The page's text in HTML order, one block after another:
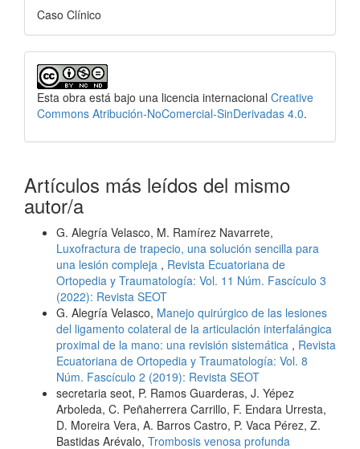
Caso Clínico
Esta obra está bajo una licencia internacional Creative
Commons Atribución-NoComercial-SinDerivadas 4.0.
Artículos más leídos del mismo
autor/a
G. Alegría Velasco, M. Ramírez Navarrete,
Luxofractura de trapecio, una solución sencilla para
una lesión compleja , Revista Ecuatoriana de
Ortopedia y Traumatología: Vol. 11 Núm. Fascículo 3
(2022): Revista SEOT
G. Alegría Velasco, Manejo quirúrgico de las lesiones
del ligamento colateral de la articulación interfalángica
proximal de la mano: una revisión sistemática , Revista
Ecuatoriana de Ortopedia y Traumatología: Vol. 8
Núm. Fascículo 2 (2019): Revista SEOT
secretaria seot, P. Ramos Guarderas, J. Yépez
Arboleda, C. Peñaherrera Carrillo, F. Endara Urresta,
D. Moreira Vera, A. Barros Castro, P. Vaca Pérez, Z.
Bastidas Arévalo, Trombosis venosa profunda